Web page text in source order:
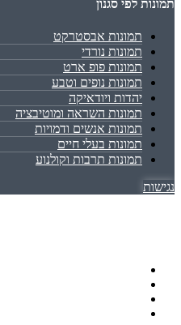
תמונות לפי סגנון
תמונות אבסטרקט
תמונות נורדי
תמונות פופ ארט
תמונות נופים וטבע
יהדות ויודאיקה
תמונות השראה ומוטיבציה
תמונות אנשים ודמויות
תמונות בעלי חיים
תמונות תרבות וקולנוע
נגישות